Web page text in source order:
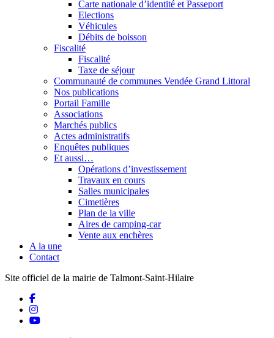
Carte nationale d’identité et Passeport
Elections
Véhicules
Débits de boisson
Fiscalité
Fiscalité
Taxe de séjour
Communauté de communes Vendée Grand Littoral
Nos publications
Portail Famille
Associations
Marchés publics
Actes administratifs
Enquêtes publiques
Et aussi…
Opérations d’investissement
Travaux en cours
Salles municipales
Cimetières
Plan de la ville
Aires de camping-car
Vente aux enchères
A la une
Contact
Site officiel de la mairie de Talmont-Saint-Hilaire